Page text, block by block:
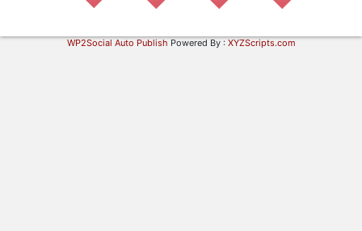
WP2Social Auto Publish Powered By : XYZScripts.com